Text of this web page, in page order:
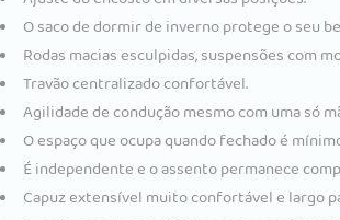
O saco de dormir de inverno protege o seu
Rodas macias esculpidas, suspensões com
Travão centralizado confortável.
Agilidade de condução mesmo com uma só
O espaço que ocupa quando fechado é
É independente e o assento permanece
Capuz extensível muito confortável e largo